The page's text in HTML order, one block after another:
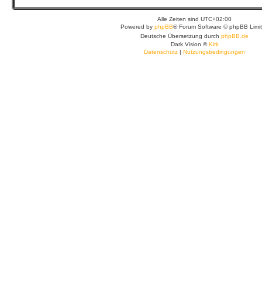
Alle Zeiten sind UTC+02:00
Powered by phpBB® Forum Software © phpBB
Deutsche Übersetzung durch phpBB.de
Dark Vision ©Kirk
Datenschutz | Nutzungsbedingungen